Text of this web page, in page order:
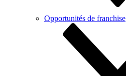
Opportunités de franchise